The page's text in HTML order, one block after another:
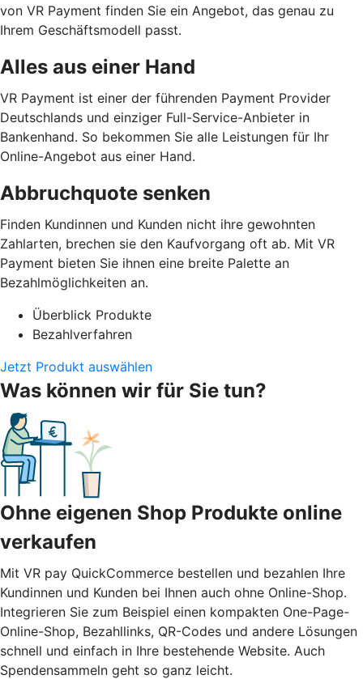
von VR Payment finden Sie ein Angebot, das genau zu
Ihrem Geschäftsmodell passt.
Alles aus einer Hand
VR Payment ist einer der führenden Payment Provider
Deutschlands und einziger Full-Service-Anbieter in
Bankenhand. So bekommen Sie alle Leistungen für Ihr
Online-Angebot aus einer Hand.
Abbruchquote senken
Finden Kundinnen und Kunden nicht ihre gewohnten
Zahlarten, brechen sie den Kaufvorgang oft ab. Mit VR
Payment bieten Sie ihnen eine breite Palette an
Bezahlmöglichkeiten an.
Überblick Produkte
Bezahlverfahren
Jetzt Produkt auswählen
Was können wir für Sie tun?
Ohne eigenen Shop Produkte online
verkaufen
Mit VR pay QuickCommerce bestellen und bezahlen Ihre
Kundinnen und Kunden bei Ihnen auch ohne Online-Shop.
Integrieren Sie zum Beispiel einen kompakten One-Page-
Online-Shop, Bezahllinks, QR-Codes und andere Lösungen
schnell und einfach in Ihre bestehende Website. Auch
Spendensammeln geht so ganz leicht.